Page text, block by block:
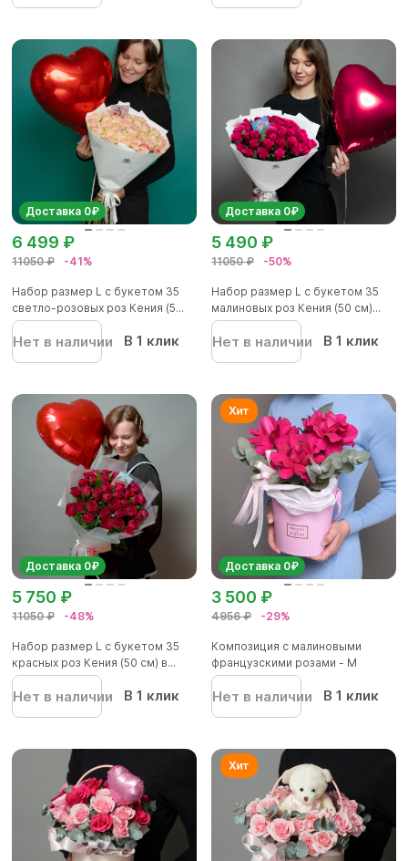
Доставка 0₽
11050 ₽ -41%
6 499 ₽
Набор размер L с букетом 35
светло-розовых роз Кения (5...
Нет в наличии В 1 клик
Доставка 0₽
11050 ₽ -50%
5 490 ₽
Набор размер L с букетом 35
малиновых роз Кения (50 см)...
Нет в наличии В 1 клик
Доставка 0₽
11050 ₽ -48%
5 750 ₽
Набор размер L с букетом 35
красных роз Кения (50 см) в...
Нет в наличии В 1 клик
Доставка 0₽
4956 ₽ -29%
3 500 ₽
Композиция с малиновыми
французскими розами - M
Нет в наличии В 1 клик